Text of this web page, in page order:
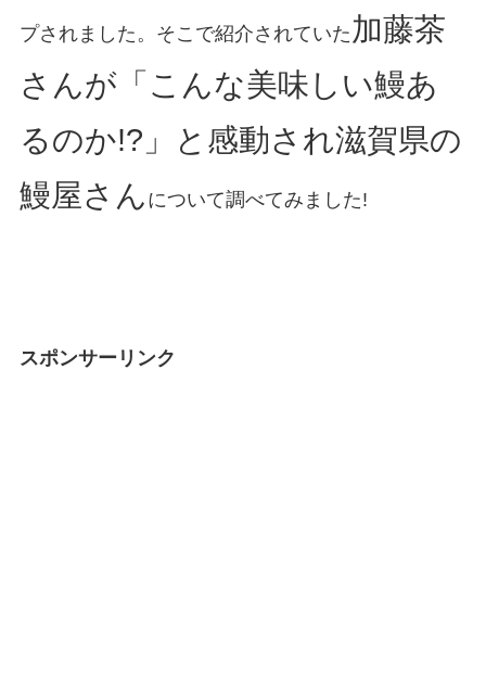
プされました。そこで紹介されていた 加藤茶
さんが「こんな美味しい鰻あ
るのか!?」と感動され滋賀県の
鰻屋さん について調べてみました!
スポンサーリンク